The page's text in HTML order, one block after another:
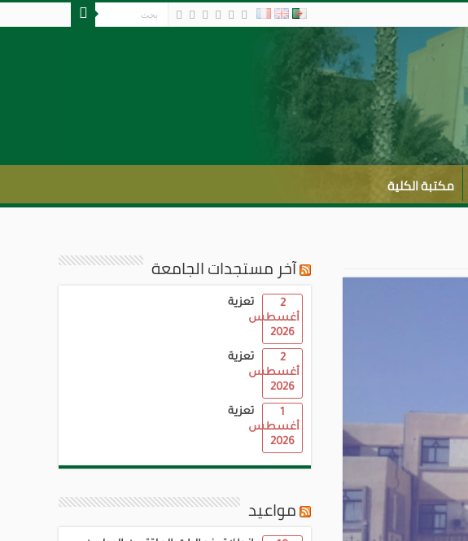
مكتبة الكلية
آخر مستجدات الجامعة
تعزية
2
أغسطس
2026
تعزية
2
أغسطس
2026
تعزية
1
أغسطس
2026
مواعيد